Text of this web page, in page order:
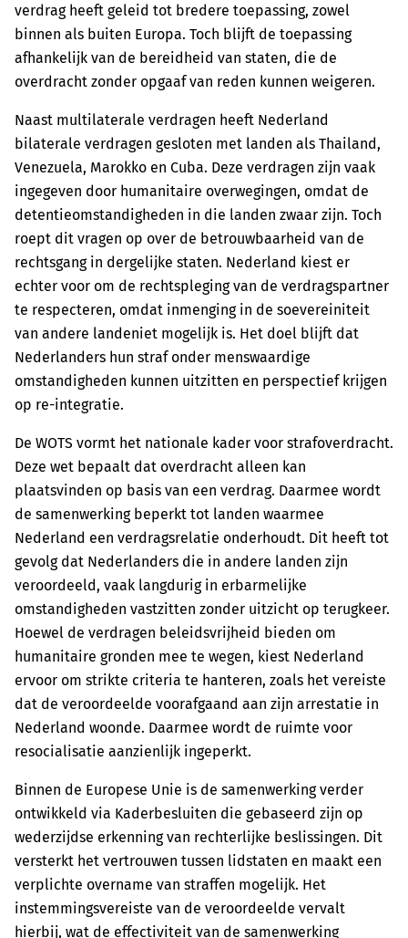
verdrag heeft geleid tot bredere toepassing, zowel
binnen als buiten Europa. Toch blijft de toepassing
afhankelijk van de bereidheid van staten, die de
overdracht zonder opgaaf van reden kunnen weigeren.
Naast multilaterale verdragen heeft Nederland
bilaterale verdragen gesloten met landen als Thailand,
Venezuela, Marokko en Cuba. Deze verdragen zijn vaak
ingegeven door humanitaire overwegingen, omdat de
detentieomstandigheden in die landen zwaar zijn. Toch
roept dit vragen op over de betrouwbaarheid van de
rechtsgang in dergelijke staten. Nederland kiest er
echter voor om de rechtspleging van de verdragspartner
te respecteren, omdat inmenging in de soevereiniteit
van andere landeniet mogelijk is. Het doel blijft dat
Nederlanders hun straf onder menswaardige
omstandigheden kunnen uitzitten en perspectief krijgen
op re-integratie.
De WOTS vormt het nationale kader voor strafoverdracht.
Deze wet bepaalt dat overdracht alleen kan
plaatsvinden op basis van een verdrag. Daarmee wordt
de samenwerking beperkt tot landen waarmee
Nederland een verdragsrelatie onderhoudt. Dit heeft tot
gevolg dat Nederlanders die in andere landen zijn
veroordeeld, vaak langdurig in erbarmelijke
omstandigheden vastzitten zonder uitzicht op terugkeer.
Hoewel de verdragen beleidsvrijheid bieden om
humanitaire gronden mee te wegen, kiest Nederland
ervoor om strikte criteria te hanteren, zoals het vereiste
dat de veroordeelde voorafgaand aan zijn arrestatie in
Nederland woonde. Daarmee wordt de ruimte voor
resocialisatie aanzienlijk ingeperkt.
Binnen de Europese Unie is de samenwerking verder
ontwikkeld via Kaderbesluiten die gebaseerd zijn op
wederzijdse erkenning van rechterlijke beslissingen. Dit
versterkt het vertrouwen tussen lidstaten en maakt een
verplichte overname van straffen mogelijk. Het
instemmingsvereiste van de veroordeelde vervalt
hierbij, wat de effectiviteit van de samenwerking